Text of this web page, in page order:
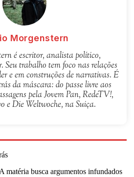
Morgenstern
é escritor, analista político,
Seu trabalho tem foco nas relações
e em construções de narrativas. É
da máscara: do passe livre aos
pela Jovem Pan, RedeTV!,
e Die Weltwoche, na Suiça.